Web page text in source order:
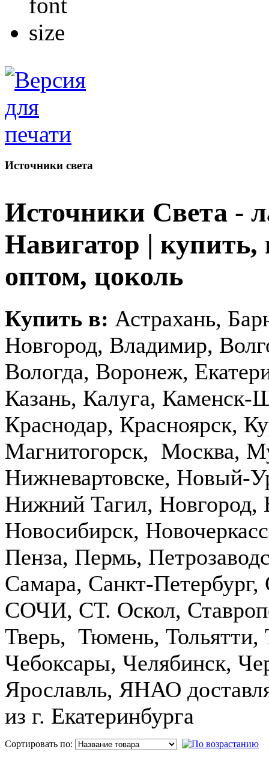
Источники света
Источники Света -
Навигатор | купить,
оптом, цоколь
Купить в: Астрахань,
Новгород, Владимир,
Вологда, Воронеж,
Казань, Калуга,
Краснодар, Красноярск,
Магнитогорск, Москва,
Нижневартовске, Новый-
Нижний Тагил, Новгород,
Новосибирск,
Пенза, Пермь,
Самара, Санкт-Петербург,
СОЧИ, СТ. Оскол,
Тверь, Тюмень, Тольятти,
Чебоксары, Челябинск,
Ярославль, ЯНАО
из г. Екатеринбурга
Сортировать по: